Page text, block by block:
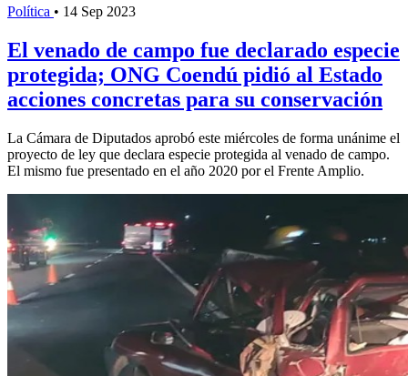
Política • 14 Sep 2023
El venado de campo fue declarado especie
protegida; ONG Coendú pidió al Estado
acciones concretas para su conservación
La Cámara de Diputados aprobó este miércoles de forma unánime el
proyecto de ley que declara especie protegida al venado de campo.
El mismo fue presentado en el año 2020 por el Frente Amplio.